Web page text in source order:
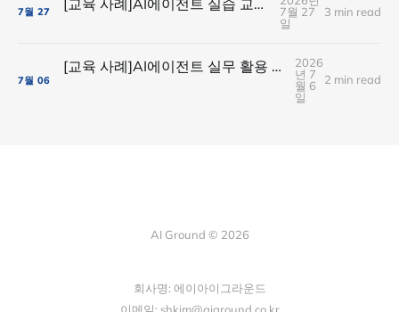
7월 27
7월 27
일
3 min read
7월 06
[교육 사례]AI에이전트 실무 활용 실습(아이스크림미디어)
2026
년 7
월 6
일
2 min read
AI Ground © 2026
회사명: 에이아이그라운드